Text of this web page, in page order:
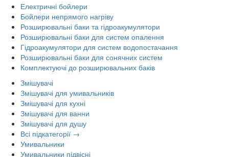
Електричні бойлери
Бойлери непрямого нагріву
Розширювальні баки та гідроакумулятори
Розширювальні баки для систем опалення
Гідроакумулятори для систем водопостачання
Розширювальні баки для сонячних систем
Комплектуючі до розширювальних баків
Змішувачі
Змішувачі для умивальників
Змішувачі для кухні
Змішувачі для ванни
Змішувачі для душу
Всі підкатегорії →
Умивальники
Умивальники підвісні